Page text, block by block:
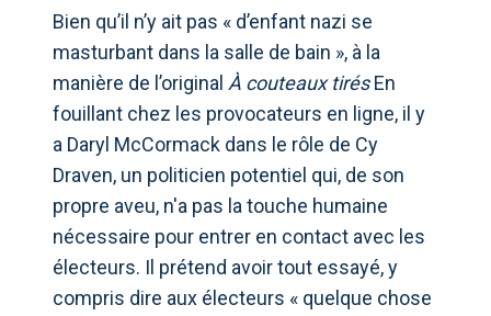
Bien qu’il n’y ait pas « d’enfant nazi se
masturbant dans la salle de bain », à la
manière de l’original À couteaux tirésEn
fouillant chez les provocateurs en ligne, il y
a Daryl McCormack dans le rôle de Cy
Draven, un politicien potentiel qui, de son
propre aveu, n'a pas la touche humaine
nécessaire pour entrer en contact avec les
électeurs. Il prétend avoir tout essayé, y
compris dire aux électeurs « quelque chose